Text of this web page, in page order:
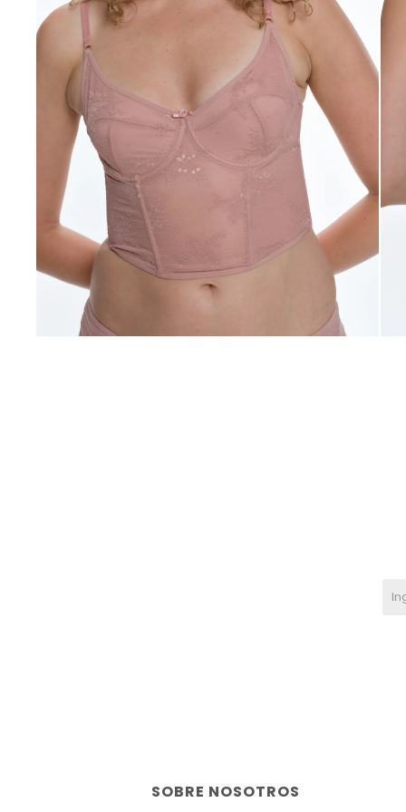
SOBRE NOSOTROS